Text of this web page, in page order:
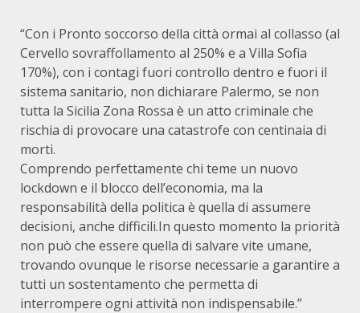
“Con i Pronto soccorso della città ormai al collasso (al
Cervello sovraffollamento al 250% e a Villa Sofia
170%), con i contagi fuori controllo dentro e fuori il
sistema sanitario, non dichiarare Palermo, se non
tutta la Sicilia Zona Rossa è un atto criminale che
rischia di provocare una catastrofe con centinaia di
morti.
Comprendo perfettamente chi teme un nuovo
lockdown e il blocco dell’economia, ma la
responsabilità della politica è quella di assumere
decisioni, anche difficili.In questo momento la priorità
non può che essere quella di salvare vite umane,
trovando ovunque le risorse necessarie a garantire a
tutti un sostentamento che permetta di
interrompere ogni attività non indispensabile.”